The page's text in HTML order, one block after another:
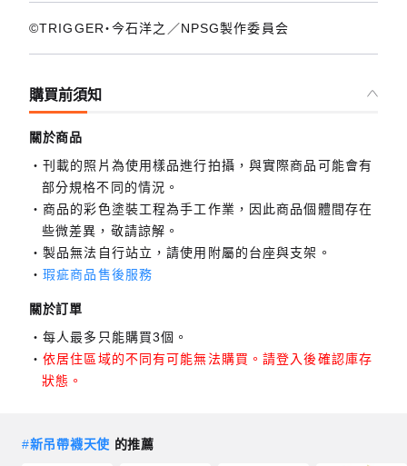
©TRIGGER・今石洋之／NPSG製作委員会
購買前須知
關於商品
刊載的照片為使用樣品進行拍攝，與實際商品可能會有
部分規格不同的情況。
商品的彩色塗裝工程為手工作業，因此商品個體間存在
些微差異，敬請諒解。
製品無法自行站立，請使用附屬的台座與支架。
瑕疵商品售後服務
關於訂單
每人最多只能購買3個。
依居住區域的不同有可能無法購買。請登入後確認庫存
狀態。
#新吊帶襪天使 的推薦